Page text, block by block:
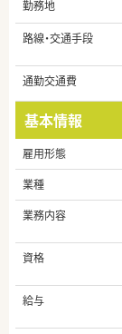
勤務地
路線・交通手段
通勤交通費
基本情報
雇用形態
業種
業務内容
資格
給与